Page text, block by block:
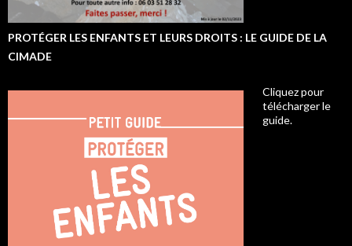
PROTÉGER LES ENFANTS ET LEURS DROITS : LE GUIDE DE LA
CIMADE
Cliquez pour
télécharger le
guide.